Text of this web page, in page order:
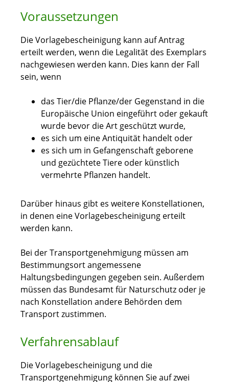
Voraussetzungen
Die Vorlagebescheinigung kann auf Antrag
erteilt werden, wenn die Legalität des Exemplars
nachgewiesen werden kann. Dies kann der Fall
sein, wenn
das Tier/die Pflanze/der Gegenstand in die
Europäische Union eingeführt oder gekauft
wurde bevor die Art geschützt wurde,
es sich um eine Antiquität handelt oder
es sich um in Gefangenschaft geborene
und gezüchtete Tiere oder künstlich
vermehrte Pflanzen handelt.
Darüber hinaus gibt es weitere Konstellationen,
in denen eine Vorlagebescheinigung erteilt
werden kann.
Bei der Transportgenehmigung müssen am
Bestimmungsort angemessene
Haltungsbedingungen gegeben sein. Außerdem
müssen das Bundesamt für Naturschutz oder je
nach Konstellation andere Behörden dem
Transport zustimmen.
Verfahrensablauf
Die Vorlagebescheinigung und die
Transportgenehmigung können Sie auf zwei